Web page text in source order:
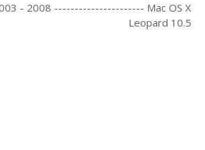
- 2008 ---------------------- Mac OS X
Leopard 10.5